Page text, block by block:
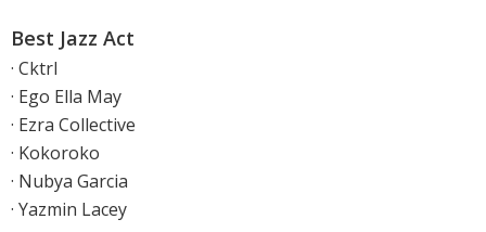
Best Jazz Act
· Cktrl
· Ego Ella May
· Ezra Collective
· Kokoroko
· Nubya Garcia
· Yazmin Lacey